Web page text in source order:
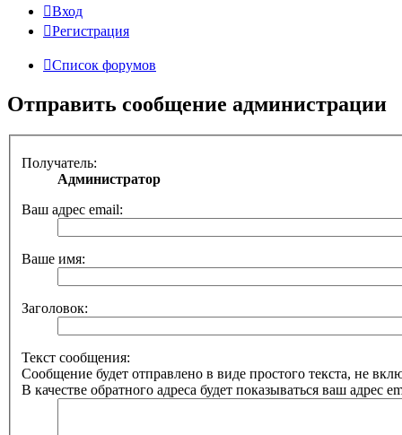
Вход
Регистрация
Список форумов
Отправить сообщение администрации
Получатель:
Администратор
Ваш адрес email:
Ваше имя:
Заголовок:
Текст сообщения:
Сообщение будет отправлено в виде простого текста, не
В качестве обратного адреса будет показываться ваш адрес